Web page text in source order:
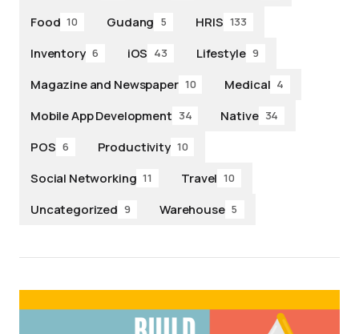
Food 10 Gudang 5 HRIS 133
Inventory 6 iOS 43 Lifestyle 9
Magazine and Newspaper 10 Medical 4
Mobile App Development 34 Native 34
POS 6 Productivity 10
Social Networking 11 Travel 10
Uncategorized 9 Warehouse 5